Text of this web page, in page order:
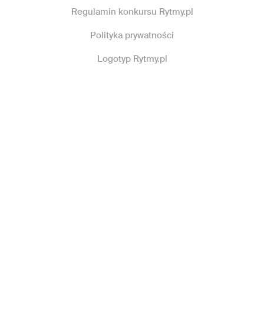
Regulamin konkursu Rytmy.pl
Polityka prywatności
Logotyp Rytmy.pl